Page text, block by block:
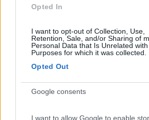
Opted In
I want to opt-out of Collection, Use,
Retention, Sale, and/or Sharing of
Personal Data that Is Unrelated
Purposes for which it was collected.
Opted Out
Google consents
I want to allow Google to enable
kind of blue
Inserito il02/08/2017 alle:12:26:07
Non mi pare ci fossero particolari divieti -
sono le sbarre - basta non pretendere di
storico.
camper; è vicino a quello che ti avevo
Rue Henri Wilhelm N48.08351, E7.35522